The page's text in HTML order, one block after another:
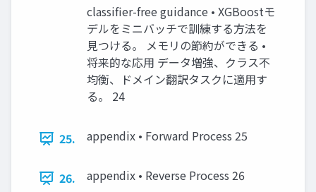
classifier-free guidance • XGBoostモ
デルをミニバッチで訓練する⽅法を
⾒つける。 メモリの節約ができる •
将来的な応⽤ データ増強、クラス不
均衡、ドメイン翻訳タスクに適⽤す
る。 24
25. appendix • Forward Process 25
26. appendix • Reverse Process 26